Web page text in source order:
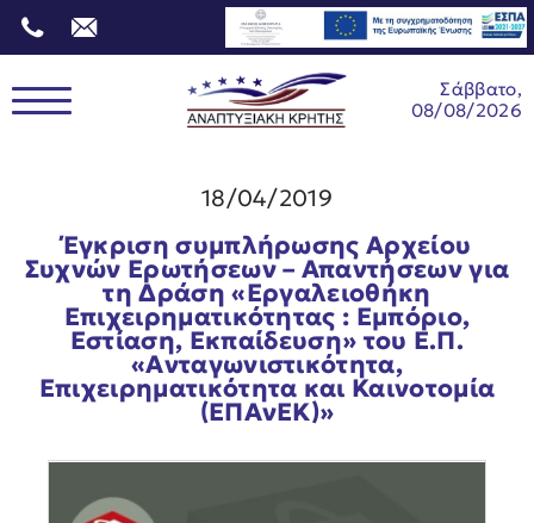
Σάββατο,
08/08/2026
18/04/2019
Έγκριση συμπλήρωσης Αρχείου
Συχνών Ερωτήσεων – Απαντήσεων για
τη Δράση «Εργαλειοθήκη
Επιχειρηματικότητας : Εμπόριο,
Εστίαση, Εκπαίδευση» του Ε.Π.
«Ανταγωνιστικότητα,
Επιχειρηματικότητα και Καινοτομία
(ΕΠΑνΕΚ)»